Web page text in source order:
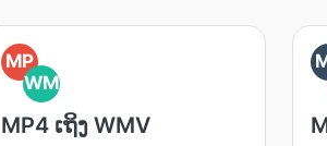
MP
WM
MP4 ເຖິງ WMV